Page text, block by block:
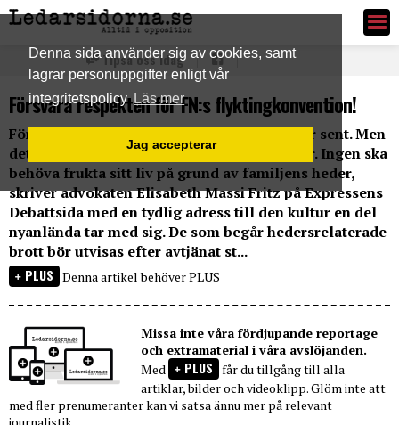
Denna sida använder sig av cookies, samt
lagrar personuppgifter enligt vår
integritetspolicy Läs mer
Jag accepterar
Ledarsidorna.se
Tipsa oss idag
Försvara respekten för FN:s flyktingkonvention!
För Pela, Fadime, Abbas och Maria är det för sent. Men
det finns många andra i liknande situationer. Ingen ska
behöva frukta sitt liv på grund av familjens heder,
skriver advokaten Elisabeth Massi Fritz på Expressens
Debattsida med en tydlig adress till den kultur en del
nyanlända tar med sig. De som begår hedersrelaterade
brott bör utvisas efter avtjänat st...
PLUS Denna artikel behöver PLUS
Missa inte våra fördjupande reportage
och extramaterial i våra avslöjanden.
Med
PLUS får du tillgång till alla
artiklar, bilder och videoklipp. Glöm inte att
med fler prenumeranter kan vi satsa ännu mer på relevant